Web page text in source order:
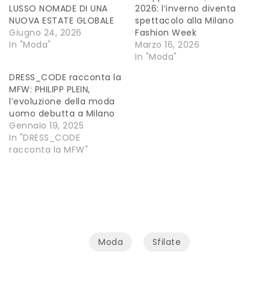
LUSSO NOMADE DI UNA
NUOVA ESTATE GLOBALE
Giugno 24, 2026
In "Moda"
2026: l’inverno diventa
spettacolo alla Milano
Fashion Week
Marzo 16, 2026
In "Moda"
DRESS_CODE racconta la
MFW: PHILIPP PLEIN,
l’evoluzione della moda
uomo debutta a Milano
Gennaio 19, 2025
In "DRESS_CODE
racconta la MFW"
Moda Sfilate